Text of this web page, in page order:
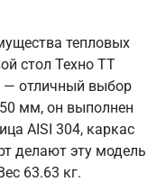
тепловых
стол Техно ТТ
— отличный выбор
мм, он выполнен
AISI 304, каркас
делают эту модель
63.63 кг.